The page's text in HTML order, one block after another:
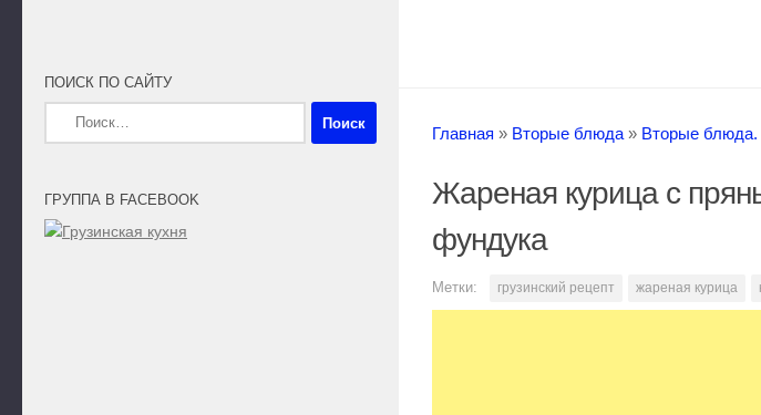
Главная » Вторые блюда » Вторые
Жареная курица с
фундука
Метки: грузинский рецепт жареная курица
ПОИСК ПО САЙТУ
Найти:
ГРУППА В FACEBOOK